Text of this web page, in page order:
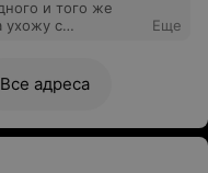
и того же
ухожу с
из
за 1300 км и
салоне самые
и мастера!
Еще
Все адреса